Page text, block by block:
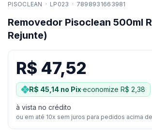
PISOCLEAN · LP023 · 7898931663981
Removedor Pisoclean 500ml
Rejunte)
R$ 47,52
R$ 45,14 no Pix·economize R$ 2,38
à vista no crédito
ou em até 10x sem juros para pedidos acima de